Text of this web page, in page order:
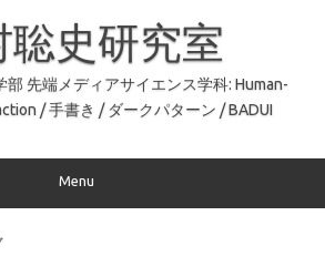
聡史研究室
部 先端メディアサイエンス学科: Human-
/ 手書き / ダークパターン / BADUI
Menu